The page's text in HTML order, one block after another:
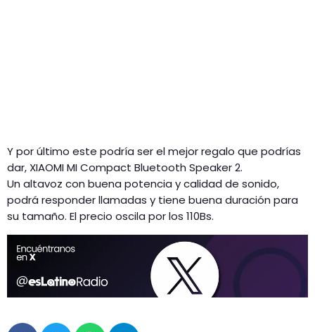
Y por último este podría ser el mejor regalo que podrías
dar, XIAOMI MI Compact Bluetooth Speaker 2.
Un altavoz con buena potencia y calidad de sonido,
podrá responder llamadas y tiene buena duración para
su tamaño. El precio oscila por los 110Bs.